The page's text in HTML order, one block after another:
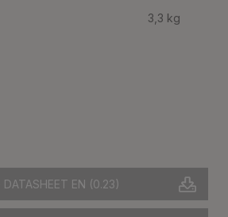
EN (0.23)
3,3 kg